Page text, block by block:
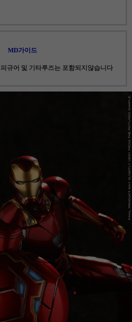
MD가이드
규어 및 기타루즈는 포함되지않습니다